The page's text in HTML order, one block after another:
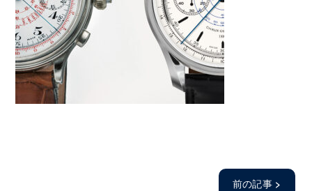
前の記事 >